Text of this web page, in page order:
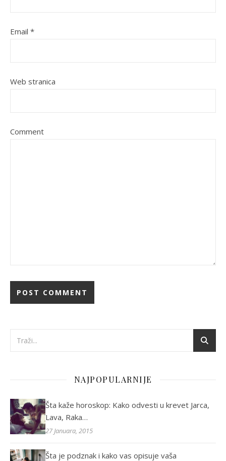
Email *
Web stranica
Comment
NAJPOPULARNIJE
Šta kaže horoskop: Kako odvesti u krevet Jarca,
Lava, Raka…
27 Januara, 2015
Šta je podznak i kako vas opisuje vaša